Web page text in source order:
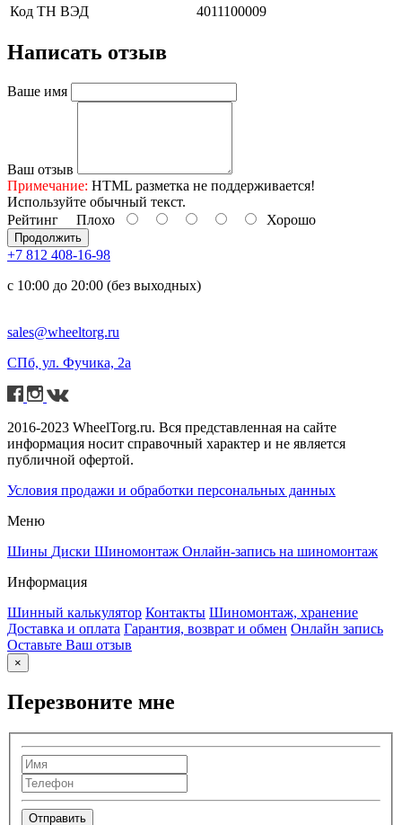
Код ТН ВЭД
4011100009
Написать отзыв
Ваше имя
Ваш отзыв
Примечание: HTML разметка не поддерживается!
Используйте обычный текст.
Рейтинг Плохо Хорошо
Продолжить
+7 812 408-16-98
с 10:00 до 20:00 (без выходных)
sales@wheeltorg.ru
СПб, ул. Фучика, 2а
2016-2023 WheelTorg.ru. Вся представленная на сайте
информация носит справочный характер и не является
публичной офертой.
Условия продажи и обработки персональных данных
Меню
Шины Диски Шиномонтаж Онлайн-запись на шиномонтаж
Информация
Шинный калькулятор Контакты Шиномонтаж, хранение
Доставка и оплата Гарантия, возврат и обмен Онлайн запись
Оставьте Ваш отзыв
×
Перезвоните мне
Отправить